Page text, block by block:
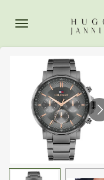
direct
hoofdinhoud